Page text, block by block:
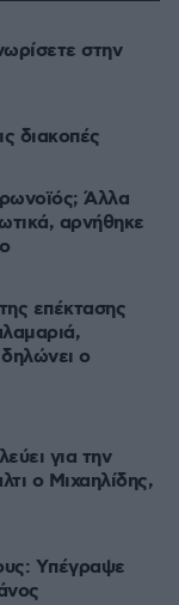
στην
διακοπές
Άλλα
αρνήθηκε
επέκτασης
ο
για την
ο Μιχαηλίδης,
Yπέγραψε